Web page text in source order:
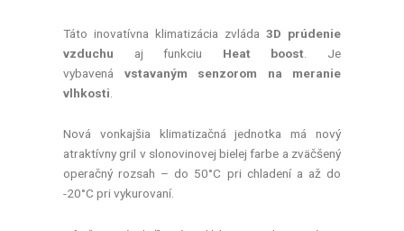
Táto inovatívna klimatizácia zvláda 3D prúdenie
vzduchu aj funkciu Heat boost . Je
vybavená vstavaným senzorom na meranie
vlhkosti
Nová vonkajšia klimatizačná jednotka má nový
atraktívny gril v slonovinovej bielej farbe a zväčšený
operačný rozsah – do 50°C pri chladení a až do
-20°C pri vykurovaní.